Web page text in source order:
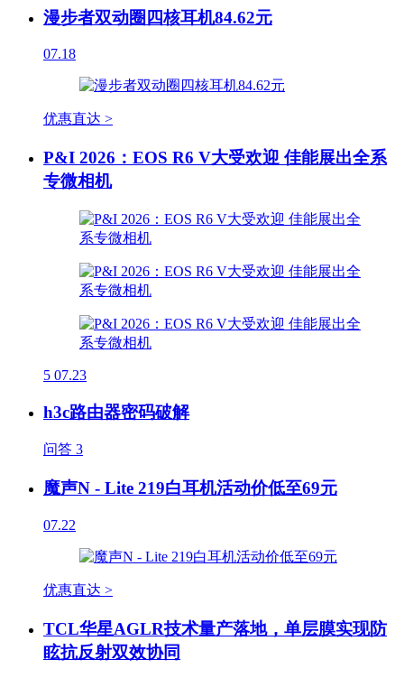
漫步者双动圈四核耳机84.62元
07.18
优惠直达 >
P&I 2026：EOS R6 V大受欢迎 佳能展出全系
专微相机
5 07.23
h3c路由器密码破解
问答 3
魔声N - Lite 219白耳机活动价低至69元
07.22
优惠直达 >
TCL华星AGLR技术量产落地，单层膜实现防
眩抗反射双效协同